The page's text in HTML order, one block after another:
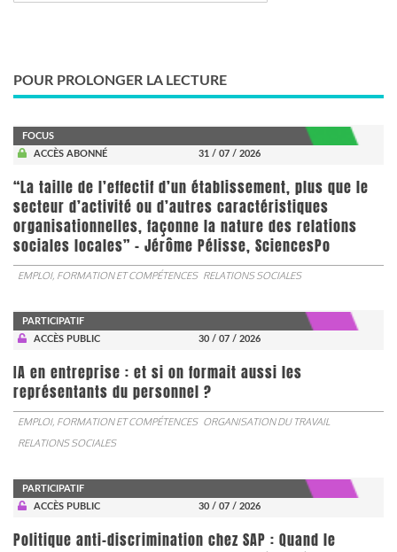
POUR PROLONGER LA LECTURE
FOCUS
ACCÈS ABONNÉ
31 / 07 / 2026
“La taille de l’effectif d’un établissement, plus que le
secteur d’activité ou d’autres caractéristiques
organisationnelles, façonne la nature des relations
sociales locales” - Jérôme Pélisse, SciencesPo
EMPLOI, FORMATION ET COMPÉTENCES RELATIONS SOCIALES
PARTICIPATIF
ACCÈS PUBLIC
30 / 07 / 2026
IA en entreprise : et si on formait aussi les
représentants du personnel ?
EMPLOI, FORMATION ET COMPÉTENCES ORGANISATION DU TRAVAIL
RELATIONS SOCIALES
PARTICIPATIF
ACCÈS PUBLIC
30 / 07 / 2026
Politique anti-discrimination chez SAP : Quand le